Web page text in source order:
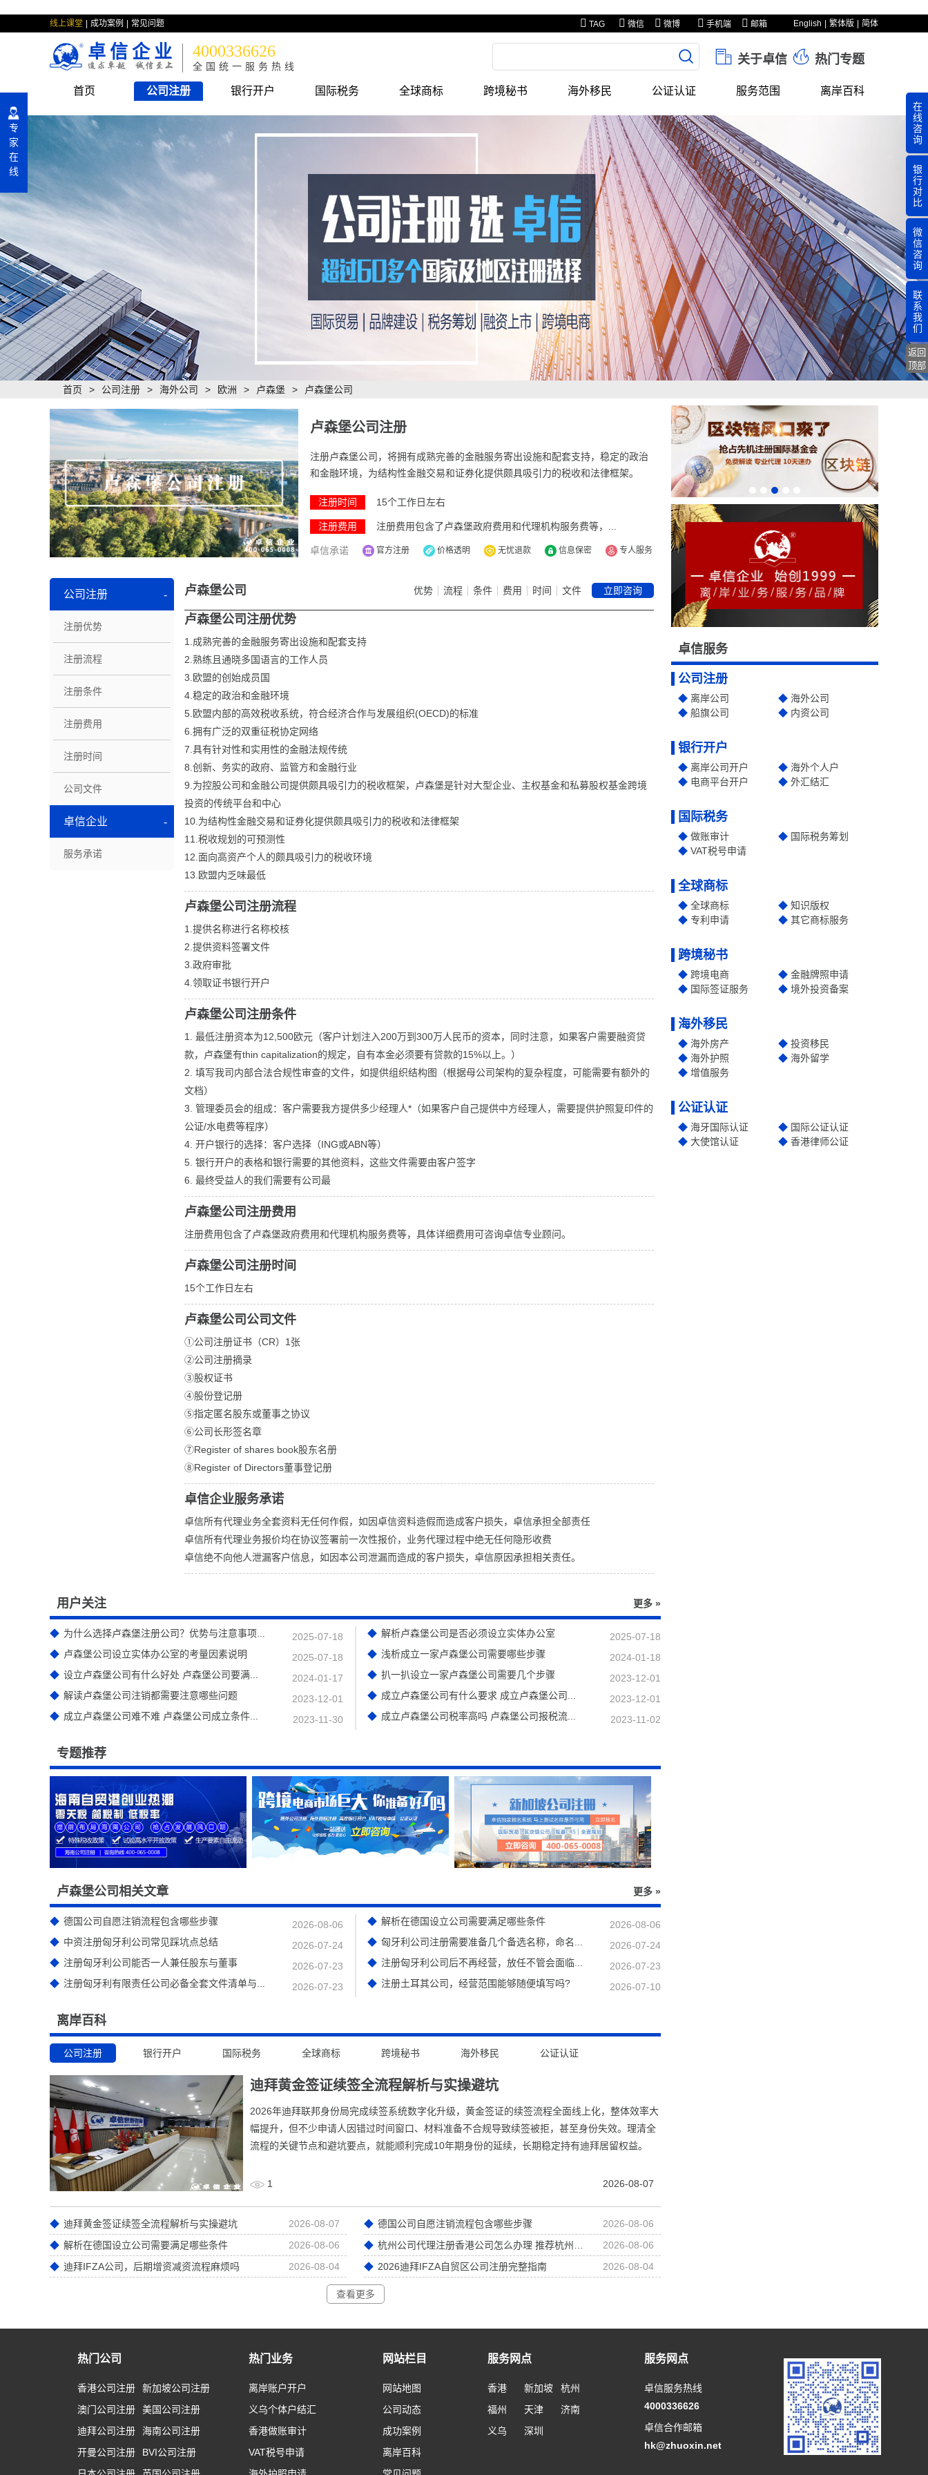
线上课堂 成功案例 常见问题 English 繁体版 简体
TAG 微信 微博 手机端 邮箱
卓信企业 4000336626
全国统一服务热线
关于卓信 热门专题
首页 公司注册 银行开户 国际税务 全球商标 跨境秘书 海外移民 公证认证 服务范围 离岸百科
首页 > 公司注册 > 海外公司 > 欧洲 > 卢森堡 > 卢森堡公司
卢森堡公司注册
注册卢森堡公司，将拥有成熟完善的金融服务寄出设施和配套支持，稳定的政治
和金融环境，为结构性金融交易和证券化提供颇具吸引力的税收和法律框架。
注册时间 15个工作日左右
注册费用 注册费用包含了卢森堡政府费用和代理机构服务费等，...
卓信承诺 官方注册 价格透明 无忧退款 信息保密 专人服务
公司注册
注册优势
注册流程
注册条件
注册费用
注册时间
公司文件
卓信企业
服务承诺
卢森堡公司 立即咨询
优势 流程 条件 费用 时间 文件
卢森堡公司注册优势
1.成熟完善的金融服务寄出设施和配套支持
2.熟练且通晓多国语言的工作人员
3.欧盟的创始成员国
4.稳定的政治和金融环境
5.欧盟内部的高效税收系统，符合经济合作与发展组织(OECD)的标准
6.拥有广泛的双重征税协定网络
7.具有针对性和实用性的金融法规传统
8.创新、务实的政府、监管方和金融行业
9.为控股公司和金融公司提供颇具吸引力的税收框架，卢森堡是针对大型企业、主权基金和私募股权基金跨境
投资的传统平台和中心
10.为结构性金融交易和证券化提供颇具吸引力的税收和法律框架
11.税收规划的可预测性
12.面向高资产个人的颇具吸引力的税收环境
13.欧盟内乏味最低
卢森堡公司注册流程
1.提供名称进行名称校核
2.提供资料签署文件
3.政府审批
4.领取证书银行开户
卢森堡公司注册条件
1. 最低注册资本为12,500欧元（客户计划注入200万到300万人民币的资本，同时注意，如果客户需要融资贷
款，卢森堡有thin capitalization的规定，自有本金必须要有贷款的15%以上。）
2. 填写我司内部合法合规性审查的文件，如提供组织结构图（根据母公司架构的复杂程度，可能需要有额外的
文档）
3. 管理委员会的组成：客户需要我方提供多少经理人*（如果客户自己提供中方经理人，需要提供护照复印件的
公证/水电费等程序）
4. 开户银行的选择：客户选择（ING或ABN等）
5. 银行开户的表格和银行需要的其他资料，这些文件需要由客户签字
6. 最终受益人的我们需要有公司最
卢森堡公司注册费用
注册费用包含了卢森堡政府费用和代理机构服务费等，具体详细费用可咨询卓信专业顾问。
卢森堡公司注册时间
15个工作日左右
卢森堡公司公司文件
①公司注册证书（CR）1张
②公司注册摘录
③股权证书
④股份登记册
⑤指定匿名股东或董事之协议
⑥公司长形签名章
⑦Register of shares book股东名册
⑧Register of Directors董事登记册
卓信企业服务承诺
卓信所有代理业务全套资料无任何作假，如因卓信资料造假而造成客户损失，卓信承担全部责任
卓信所有代理业务报价均在协议签署前一次性报价，业务代理过程中绝无任何隐形收费
卓信绝不向他人泄漏客户信息，如因本公司泄漏而造成的客户损失，卓信原因承担相关责任。
卓信服务
公司注册
离岸公司
海外公司
船旗公司
内资公司
银行开户
离岸公司开户
海外个人户
电商平台开户
外汇结汇
国际税务
做账审计
国际税务筹划
VAT税号申请
全球商标
全球商标
知识版权
专利申请
其它商标服务
跨境秘书
跨境电商
金融牌照申请
国际签证服务
境外投资备案
海外移民
海外房产
投资移民
海外护照
海外留学
增值服务
公证认证
海牙国际认证
国际公证认证
大使馆认证
香港律师公证
用户关注 更多 »
为什么选择卢森堡注册公司？优势与注意事项... 2025-07-18 解析卢森堡公司是否必须设立实体办公室
2025-07-18
卢森堡公司设立实体办公室的考量因素说明
2025-07-18 浅析成立一家卢森堡公司需要哪些步骤
2024-01-18
设立卢森堡公司有什么好处 卢森堡公司要满...
2024-01-17 扒一扒设立一家卢森堡公司需要几个步骤
2023-12-01
解读卢森堡公司注销都需要注意哪些问题
2023-12-01 成立卢森堡公司有什么要求 成立卢森堡公司...
2023-12-01
成立卢森堡公司难不难 卢森堡公司成立条件...
2023-11-30 成立卢森堡公司税率高吗 卢森堡公司报税流... 2023-11-02
专题推荐
卢森堡公司相关文章 更多 »
德国公司自愿注销流程包含哪些步骤 2026-08-06 解析在德国设立公司需要满足哪些条件
2026-08-06
中资注册匈牙利公司常见踩坑点总结
2026-07-24 匈牙利公司注册需要准备几个备选名称，命名...
2026-07-24
注册匈牙利公司能否一人兼任股东与董事
2026-07-23 注册匈牙利公司后不再经营，放任不管会面临...
2026-07-23
注册匈牙利有限责任公司必备全套文件清单与...
2026-07-23 注册土耳其公司，经营范围能够随便填写吗? 2026-07-10
离岸百科
公司注册 银行开户 国际税务 全球商标 跨境秘书 海外移民 公证认证
迪拜黄金签证续签全流程解析与实操避坑
​2026年迪拜联邦身份局完成续签系统数字化升级，黄金签证的续签流程全面线上化，整体效率大
幅提升，但不少申请人因错过时间窗口、材料准备不合规导致续签被拒，甚至身份失效。理清全
流程的关键节点和避坑要点，就能顺利完成10年期身份的延续，长期稳定持有迪拜居留权益。
1 2026-08-07
迪拜黄金签证续签全流程解析与实操避坑 2026-08-07 德国公司自愿注销流程包含哪些步骤
2026-08-06
解析在德国设立公司需要满足哪些条件
2026-08-06
2026-08-06
迪拜IFZA公司，后期增资减资流程麻烦吗
2026-08-04 2026迪拜IFZA自贸区公司注册完整指南 2026-08-04
查看更多
热门公司
香港公司注册
新加坡公司注册
澳门公司注册
美国公司注册
迪拜公司注册
海南公司注册
开曼公司注册
BVI公司注册
热门业务
离岸账户开户
义乌个体户结汇
香港做账审计
VAT税号申请
网站栏目
网站地图
公司动态
成功案例
离岸百科
服务网点
香港 新加坡
杭州
福州
天津
济南
义乌
深圳
服务网点
卓信服务热线
4000336626
卓信合作邮箱
hk@zhuoxin.net
专
家
在
线
在
线
咨
询
银
行
对
比
微
信
咨
询
联
系
我
们
返回
顶部